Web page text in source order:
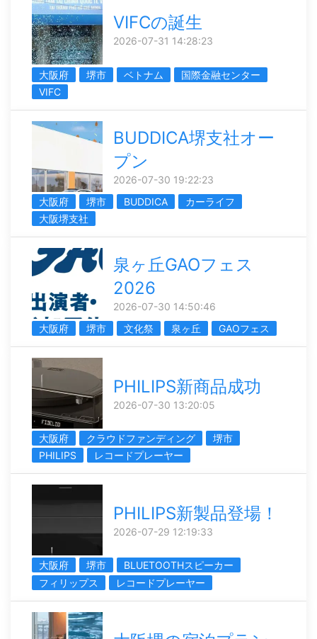
VIFCの誕生
2026-07-31 14:28:23
大阪府 堺市 ベトナム
国際金融センター
VIFC
BUDDICA堺支社オー
プン
2026-07-30 19:22:23
大阪府
堺市 BUDDICA
カーライフ
大阪堺支社
泉ヶ丘GAOフェス
2026
2026-07-30 14:50:46
大阪府
堺市 文化祭 泉ヶ丘 GAOフェス
PHILIPS新商品成功
2026-07-30 13:20:05
大阪府 クラウドファンディング
堺市
PHILIPS
レコードプレーヤー
PHILIPS新製品登場！
2026-07-29 12:19:33
大阪府 堺市
BLUETOOTHスピーカー
フィリップス
レコードプレーヤー